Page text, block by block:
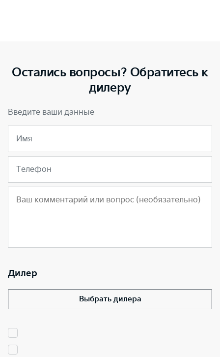
Остались вопросы? Обратитесь к
дилеру
Введите ваши данные
Имя
Телефон
Дилер
Выбрать дилера